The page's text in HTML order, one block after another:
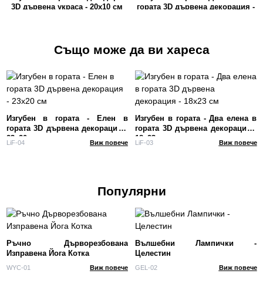
3D дървена украса - 20x10 см
гората 3D дървена декорация -
Също може да ви хареса
Изгубен в гората - Елен в
гората 3D дървена декорация -
23x20 см
LiF-04 Виж повече
Изгубен в гората - Два елена в
гората 3D дървена декорация -
18x23 см
LiF-03 Виж повече
Популярни
Ръчно Дърворезбована
Изправена Йога Котка
WYC-01 Виж повече
Вълшебни Лампички -
Целестин
GEL-02 Виж повече